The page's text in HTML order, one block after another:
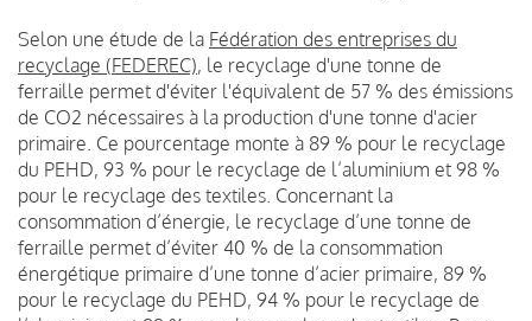
Selon une étude de la Fédération des entreprises du
recyclage (FEDEREC), le recyclage d'une tonne de
ferraille permet d'éviter l'équivalent de 57 % des émissions
de CO2 nécessaires à la production d'une tonne d'acier
primaire. Ce pourcentage monte à 89 % pour le recyclage
du PEHD, 93 % pour le recyclage de l’aluminium et 98 %
pour le recyclage des textiles. Concernant la
consommation d’énergie, le recyclage d’une tonne de
ferraille permet d’éviter 40 % de la consommation
énergétique primaire d’une tonne d’acier primaire, 89 %
pour le recyclage du PEHD, 94 % pour le recyclage de